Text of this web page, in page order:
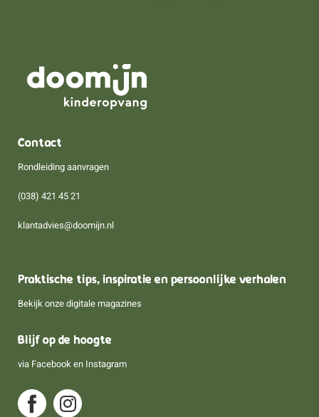
Contact
Rondleiding aanvragen
(038) 421 45 21
klantadvies@doomijn.nl
Praktische tips, inspiratie en persoonlijke verhalen
Bekijk onze digitale magazines
Blijf op de hoogte
via Facebook en Instagram